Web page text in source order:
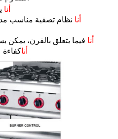
أنا
أنا نظام تصفية مناسب
أنا فيما يتعلق بالفرن، يمكن
أنا